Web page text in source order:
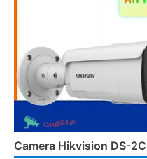
Camera Hikvision DS-